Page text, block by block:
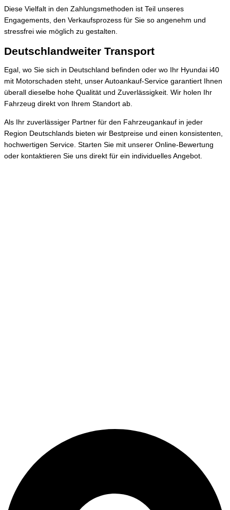
Diese Vielfalt in den Zahlungsmethoden ist Teil unseres
Engagements, den Verkaufsprozess für Sie so angenehm und
stressfrei wie möglich zu gestalten.
Deutschlandweiter Transport
Egal, wo Sie sich in Deutschland befinden oder wo Ihr Hyundai i40
mit Motorschaden steht, unser Autoankauf-Service garantiert Ihnen
überall dieselbe hohe Qualität und Zuverlässigkeit. Wir holen Ihr
Fahrzeug direkt von Ihrem Standort ab.
Als Ihr zuverlässiger Partner für den Fahrzeugankauf in jeder
Region Deutschlands bieten wir Bestpreise und einen konsistenten,
hochwertigen Service. Starten Sie mit unserer Online-Bewertung
oder kontaktieren Sie uns direkt für ein individuelles Angebot.